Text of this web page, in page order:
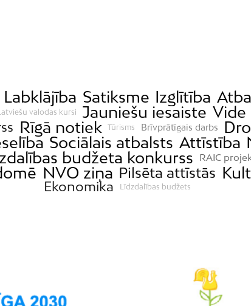
Labklājība Satiksme Izglītība
valodas kursi Jauniešu iesaiste Vide
Rīgā notiek Tūrisms Brīvprātīgais darbs
Sociālais atbalsts Attīstība
budžeta konkurss RAIC
NVO ziņa Pilsēta attīstās
Ekonomika Līdzdalības budžets